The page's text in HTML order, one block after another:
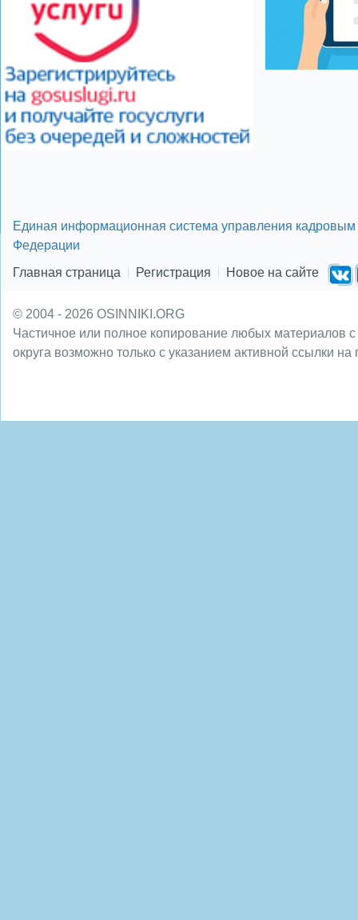
Единая информационная система управления кадровым
Федерации
Главная страница
Регистрация Новое на сайте
© 2004 - 2026 OSINNIKI.ORG
Частичное или полное копирование любых материалов
округа возможно только с указанием активной ссылки на